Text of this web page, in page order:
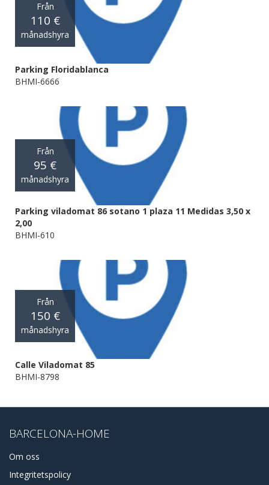
Från
110 €
månadshyra
Parking Floridablanca
BHMI-6666
Från
95 €
månadshyra
Parking viladomat 86 sotano 1 plaza 11 Medidas 3,50 x
2,00
BHMI-610
Från
150 €
månadshyra
Calle Viladomat 85
BHMI-8798
BARCELONA-HOME
Om oss
Integritetspolicy